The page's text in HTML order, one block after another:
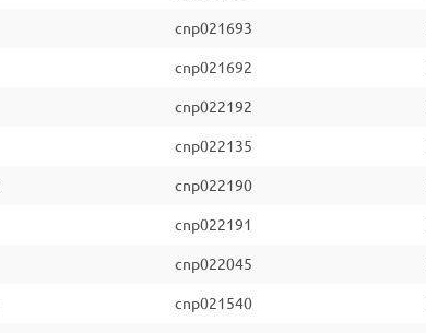
cnp021693
cnp021692
cnp022192
cnp022135
cnp022190
cnp022191
cnp022045
cnp021540